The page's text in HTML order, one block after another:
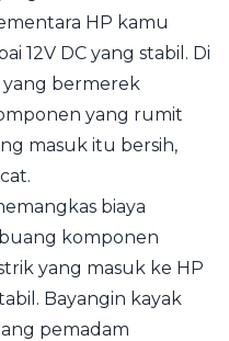
HP kamu
12V DC yang stabil. Di
bermerek
yang rumit
masuk itu bersih,
biaya
komponen
yang masuk ke HP
Bayangin kayak
pemadam